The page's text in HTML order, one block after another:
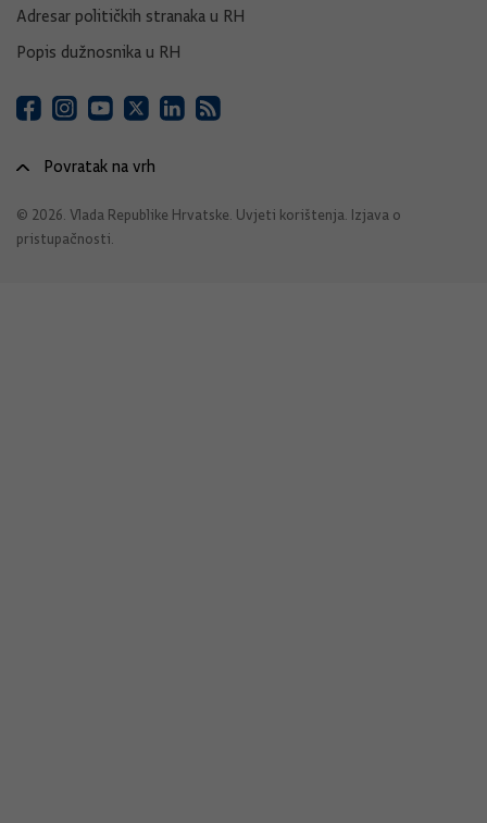
Adresar političkih stranaka u RH
Popis dužnosnika u RH
Povratak na vrh
© 2026. Vlada Republike Hrvatske. Uvjeti korištenja Izjava o
pristupačnosti